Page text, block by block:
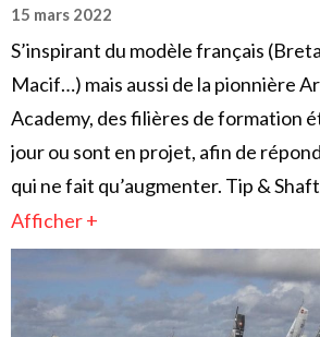
15 mars 2022
S’inspirant du modèle français
Macif…) mais aussi de la pionnière
Academy, des filières de formation
jour ou sont en projet, afin de
qui ne fait qu’augmenter. Tip &
Afficher +